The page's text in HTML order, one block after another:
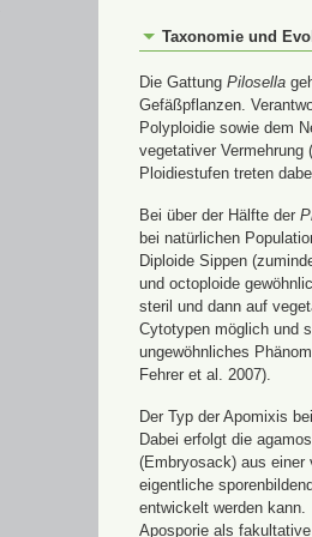
Taxonomie und
Die Gattung Pilosella
Gefäßpflanzen.
Polyploidie sowie dem
vegetativer Vermehrung
Ploidiestufen treten
Bei über der Hälfte der
bei natürlichen
Diploide Sippen
und octoploide
steril und dann auf
Cytotypen möglich und
ungewöhnliches
Fehrer et al. 2007).
Der Typ der Apomixis
Dabei erfolgt die
(Embryosack) aus einer
eigentliche
entwickelt werden
Aposporie als